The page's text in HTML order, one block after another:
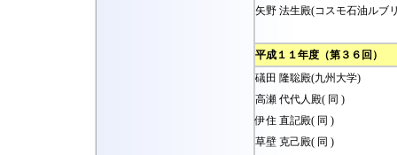
矢野 法生殿(コスモ石油ルブ
平成１１年度（第３６回）
礒田 隆聡殿(九州大学)
高瀬 代代人殿( 同 )
伊住 直記殿( 同 )
草壁 克己殿( 同 )